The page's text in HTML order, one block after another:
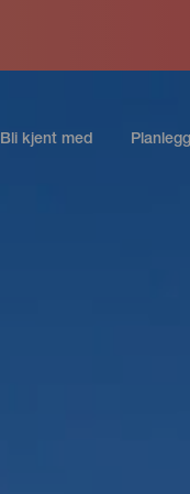
Bli kjent med Planlegg